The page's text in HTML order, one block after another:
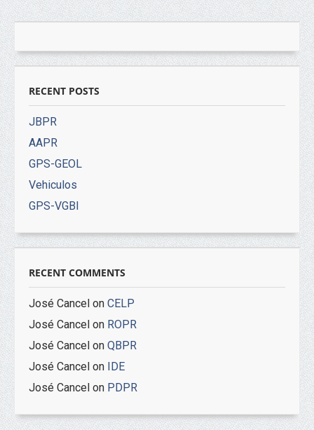
RECENT POSTS
JBPR
AAPR
GPS-GEOL
Vehiculos
GPS-VGBI
RECENT COMMENTS
José Cancel on CELP
José Cancel on ROPR
José Cancel on QBPR
José Cancel on IDE
José Cancel on PDPR